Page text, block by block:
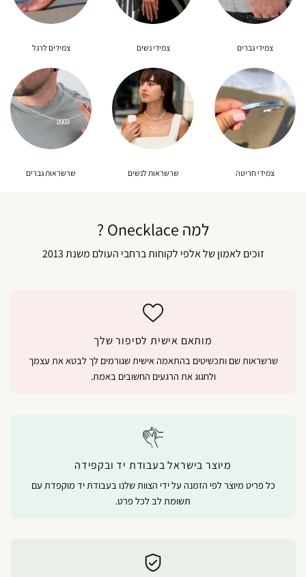
צמידי גברים צמידי נשים צמידים לרגל
צמידי חריטה שרשראות לנשים שרשראות גברים
למה Onecklace ?
זוכים לאמון של אלפי לקוחות ברחבי העולם משנת 2013
מותאם אישית לסיפור שלך
שרשראות שם ותכשיטים בהתאמה אישית שגורמים לך לבטא את עצמך
ולחגוג את הרגעים החשובים באמת.
מיוצר בישראל בעבודת יד ובקפידה
כל פריט מיוצר לפי הזמנה על ידי הצוות שלנו בעבודת יד מוקפדת עם
תשומת לב לכל פרט.